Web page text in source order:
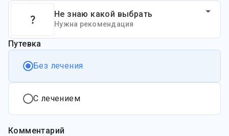
Не знаю какой выбрать
Нужна рекомендация
Путевка
Без лечения
С лечением
Комментарий